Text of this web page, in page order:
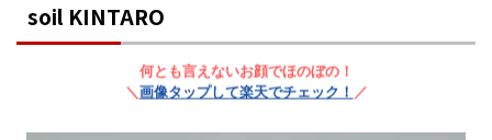
soil KINTARO
何とも言えないお顔でほのぼの！
＼画像タップして楽天でチェック！ ／